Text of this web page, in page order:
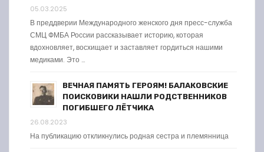
05.03.2025
В преддверии Международного женского дня пресс-служба
СМЦ ФМБА России рассказывает историю, которая
вдохновляет, восхищает и заставляет гордиться нашими
медиками. Это …
ВЕЧНАЯ ПАМЯТЬ ГЕРОЯМ! БАЛАКОВСКИЕ
ПОИСКОВИКИ НАШЛИ РОДСТВЕННИКОВ
ПОГИБШЕГО ЛЁТЧИКА
26.08.2023
На публикацию откликнулись родная сестра и племянница